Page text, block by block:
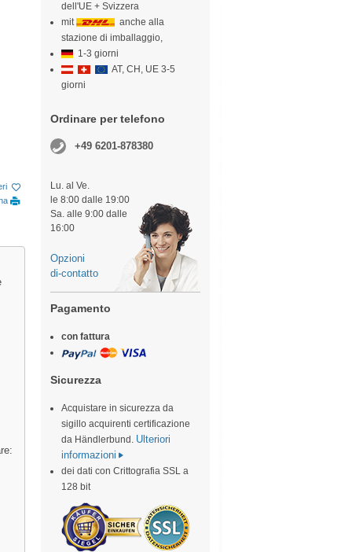
dell'UE + Svizzera
mit
anche alla
stazione di imballaggio,
1-3 giorni
AT, CH, UE 3-5
giorni
Ordinare per telefono
+49 6201-878380
Lu. al Ve.
le 8:00 dalle 19:00
Sa. alle 9:00 dalle
16:00
Opzioni
di-contatto
Pagamento
con fattura
Sicurezza
Acquistare in sicurezza da
sigillo acquirenti certificazione
da Händlerbund. Ulteriori
informazioni
dei dati con Crittografia SSL a
128 bit